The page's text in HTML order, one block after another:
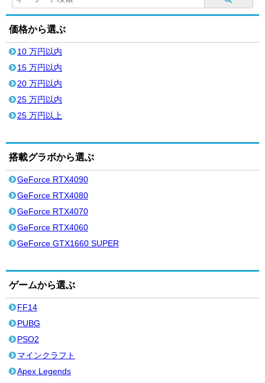
価格から選ぶ
10 万円以内
15 万円以内
20 万円以内
25 万円以内
25 万円以上
搭載グラボから選ぶ
GeForce RTX4090
GeForce RTX4080
GeForce RTX4070
GeForce RTX4060
GeForce GTX1660 SUPER
ゲームから選ぶ
FF14
PUBG
PSO2
マインクラフト
Apex Legends